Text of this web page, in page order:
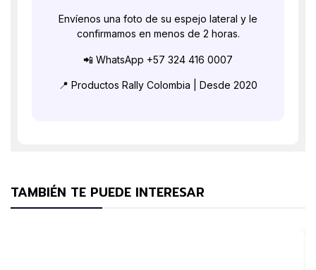
Envíenos una foto de su espejo lateral y le
confirmamos en menos de 2 horas.
📲 WhatsApp +57 324 416 0007
📍 Productos Rally Colombia | Desde 2020
TAMBIÉN TE PUEDE INTERESAR